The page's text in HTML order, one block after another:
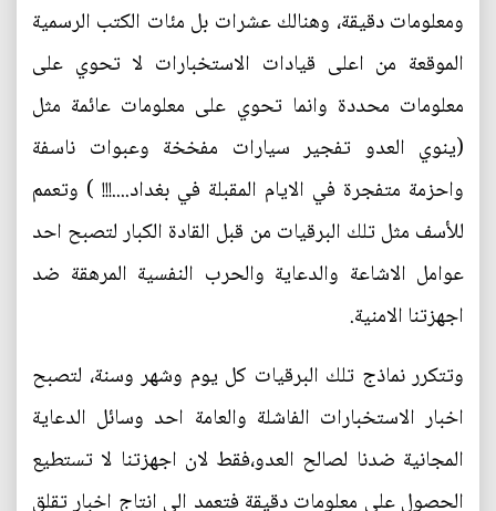
ومعلومات دقيقة، وهنالك عشرات بل مئات الكتب الرسمية
الموقعة من اعلى قيادات الاستخبارات لا تحوي على
معلومات محددة وانما تحوي على معلومات عائمة مثل
(ينوي العدو تفجير سيارات مفخخة وعبوات ناسفة
واحزمة متفجرة في الايام المقبلة في بغداد....!!! ) وتعمم
للأسف مثل تلك البرقيات من قبل القادة الكبار لتصبح احد
عوامل الاشاعة والدعاية والحرب النفسية المرهقة ضد
اجهزتنا الامنية.
وتتكرر نماذج تلك البرقيات كل يوم وشهر وسنة، لتصبح
اخبار الاستخبارات الفاشلة والعامة احد وسائل الدعاية
المجانية ضدنا لصالح العدو،فقط لان اجهزتنا لا تستطيع
الحصول على معلومات دقيقة فتعمد الى انتاج اخبار تقلق